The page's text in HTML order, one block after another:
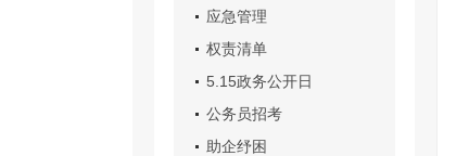
应急管理
权责清单
5.15政务公开日
公务员招考
助企纾困